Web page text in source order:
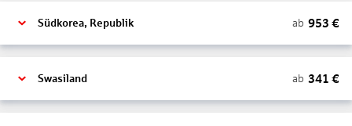
Südkorea, Republik ab 953 €
Swasiland ab 341 €